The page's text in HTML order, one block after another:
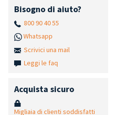
Bisogno di aiuto?
800 90 40 55
Whatsapp
Scrivici una mail
Leggi le faq
Acquista sicuro
Migliaia di clienti soddisfatti